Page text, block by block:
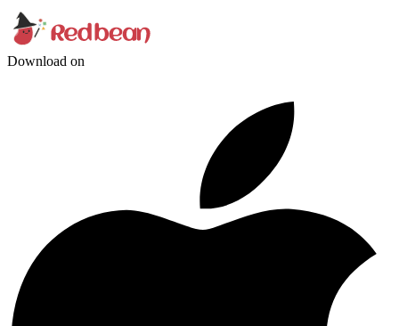
Download on